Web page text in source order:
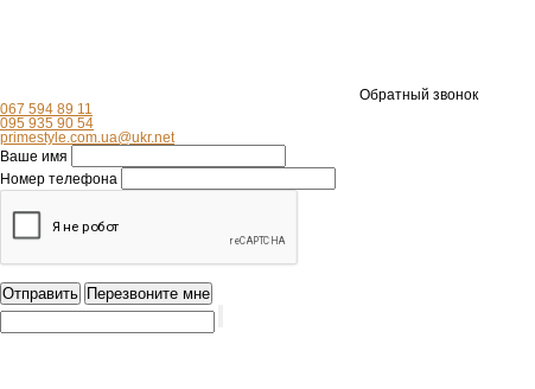
Обратный звонок
067 594 89 11
095 935 90 54
primestyle.com.ua@ukr.net
Ваше имя
Номер телефона